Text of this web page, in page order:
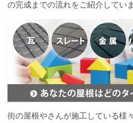
の完成までの流れをご紹介してい
街の屋根やさんが施工している様